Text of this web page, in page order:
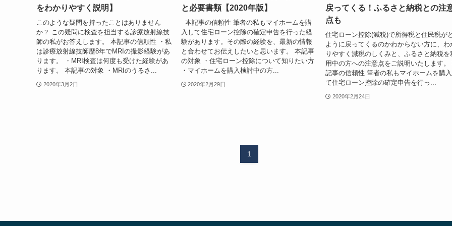
をわかりやすく説明】
このような疑問を持ったことはありません
か？ この疑問に検査を担当する診療放射線技
師の私がお答えします。 本記事の信頼性 ・私
は診療放射線技師歴8年でMRIの撮影経験があ
ります。 ・MRI検査は何度も受けた経験があ
ります。 本記事の対象 ・MRIのうるさ...
2020年3月2日
と必要書類【2020年版】
本記事の信頼性 筆者の私もマイホームを購
入して住宅ローン控除の確定申告を行った経
験があります。その際の経験を、最新の情報
と合わせてお伝えしたいと思います。 本記事
の対象 ・住宅ローン控除について知りたい方
・マイホームを購入検討中の方...
2020年2月29日
戻ってくる！ふるさと納税との注
点も
住宅ローン控除(減税)で所得税と住民税が
ように戻ってくるのかわからない方に、わ
りやすく減税のしくみと、ふるさと納税を
用中の方への注意点をご説明いたします。
記事の信頼性 筆者の私もマイホームを購
て住宅ローン控除の確定申告を行っ...
2020年2月24日
1